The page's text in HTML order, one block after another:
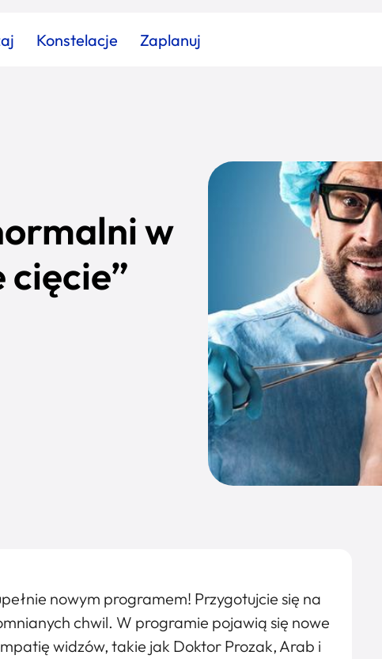
Konstelacje Zaplanuj
Kategoria
w
nowym programem! Przygotujcie się na
chwil. W programie pojawią się nowe
widzów, takie jak Doktor Prozak, Arab i